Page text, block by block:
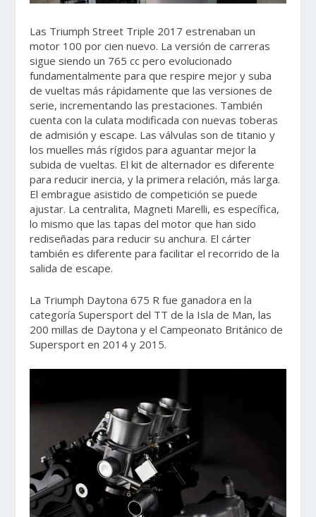
Las Triumph Street Triple 2017 estrenaban un
motor 100 por cien nuevo. La versión de carreras
sigue siendo un 765 cc pero evolucionado
fundamentalmente para que respire mejor y suba
de vueltas más rápidamente que las versiones de
serie, incrementando las prestaciones. También
cuenta con la culata modificada con nuevas toberas
de admisión y escape. Las válvulas son de titanio y
los muelles más rígidos para aguantar mejor la
subida de vueltas. El kit de alternador es diferente
para reducir inercia, y la primera relación, más larga.
El embrague asistido de competición se puede
ajustar. La centralita, Magneti Marelli, es específica,
lo mismo que las tapas del motor que han sido
rediseñadas para reducir su anchura. El cárter
también es diferente para facilitar el recorrido de la
salida de escape.
La Triumph Daytona 675 R fue ganadora en la
categoría Supersport del TT de la Isla de Man, las
200 millas de Daytona y el Campeonato Británico de
Supersport en 2014 y 2015.